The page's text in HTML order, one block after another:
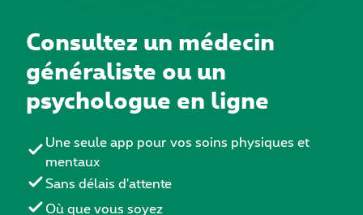
Consultez un médecin
généraliste ou un
psychologue en ligne
Une seule app pour vos soins physiques et
mentaux
Sans délais d'attente
Où que vous soyez